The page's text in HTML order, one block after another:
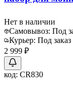
Нет в наличии
Самовывоз: Под
Курьер: Под заказ
2 999 ₽
код: CR830